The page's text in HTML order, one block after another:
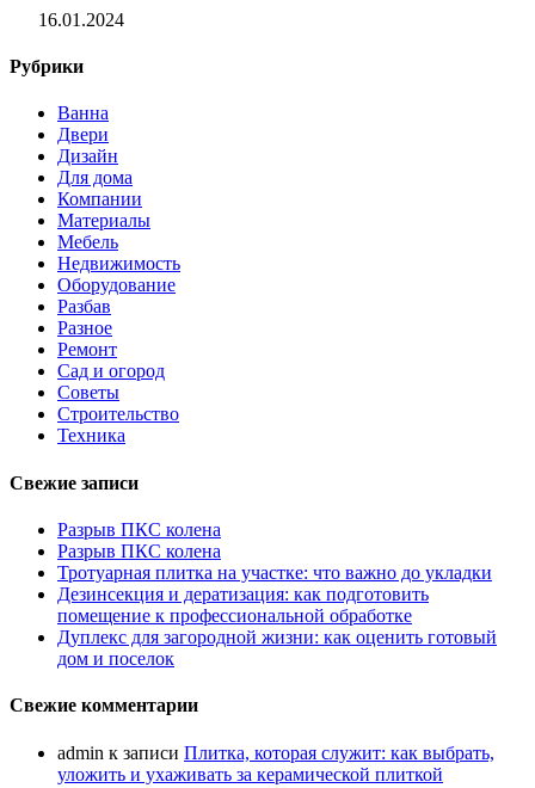
16.01.2024
Рубрики
Ванна
Двери
Дизайн
Для дома
Компании
Материалы
Мебель
Недвижимость
Оборудование
Разбав
Разное
Ремонт
Сад и огород
Советы
Строительство
Техника
Свежие записи
Разрыв ПКС колена
Разрыв ПКС колена
Тротуарная плитка на участке: что важно до укладки
Дезинсекция и дератизация: как подготовить
помещение к профессиональной обработке
Дуплекс для загородной жизни: как оценить готовый
дом и поселок
Свежие комментарии
admin к записи Плитка, которая служит: как выбрать,
уложить и ухаживать за керамической плиткой